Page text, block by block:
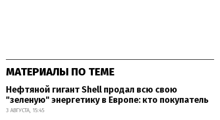
МАТЕРИАЛЫ ПО ТЕМЕ
Нефтяной гигант Shell продал всю свою
"зеленую" энергетику в Европе: кто покупатель
3 АВГУСТА, 15:45